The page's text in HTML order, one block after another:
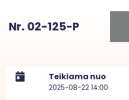
Nr. 02-125-P
Teikiama nuo
2025-08-22 14:00